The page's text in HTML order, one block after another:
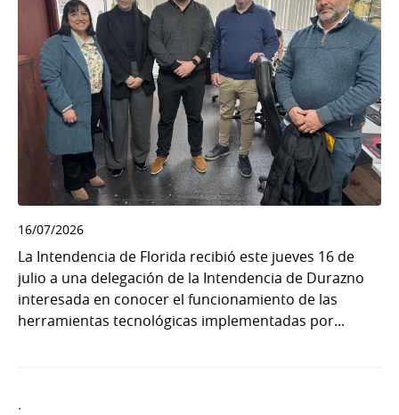
16/07/2026
La Intendencia de Florida recibió este jueves 16 de
julio a una delegación de la Intendencia de Durazno
interesada en conocer el funcionamiento de las
herramientas tecnológicas implementadas por...
.